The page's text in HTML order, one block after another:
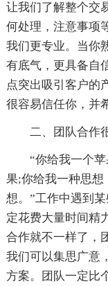
让我们了解整个交
何处理，注意事项
我们更专业。当你
有底气，更具备自
点突出吸引客户的
很容易信任你，并
二、团队合作
“你给我一个
果;你给我一种思想
想。”工作中遇到
定花费大量时间精
合作就不一样了，
我们可以集思广意
方案。团队一定比